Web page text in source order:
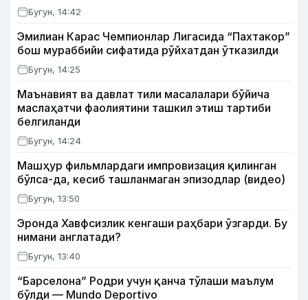
Бугун, 14:42
Эмилиан Карас Чемпионлар Лигасида “Пахтакор”
бош мураббийи сифатида рўйхатдан ўтказилди
Бугун, 14:25
Маънавият ва давлат тили масалалари бўйича
маслаҳатчи фаолиятини ташкил этиш тартиби
белгиланди
Бугун, 14:24
Машҳур фильмлардаги импровизация қилинган
бўлса-да, кесиб ташланмаган эпизодлар (видео)
Бугун, 13:50
Эронда Хавфсизлик кенгаши раҳбари ўзгарди. Бу
нимани англатади?
Бугун, 13:40
“Барселона” Родри учун қанча тўлаши маълум
бўлди — Mundo Deportivo